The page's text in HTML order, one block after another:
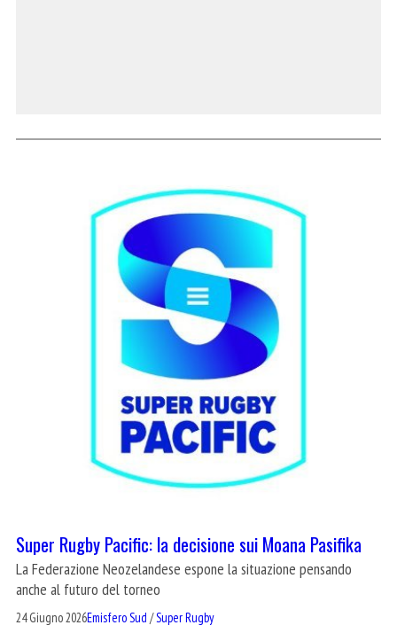
Super Rugby Pacific: la decisione sui Moana Pasifika
La Federazione Neozelandese espone la situazione pensando
anche al futuro del torneo
24 Giugno 2026Emisfero Sud /Super Rugby